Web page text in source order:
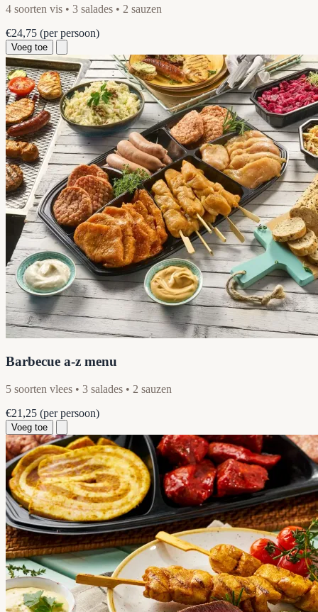
4 soorten vis • 3 salades • 2 sauzen
€24,75 (per persoon)
Voeg toe
Barbecue a-z menu
5 soorten vlees • 3 salades • 2 sauzen
€21,25 (per persoon)
Voeg toe